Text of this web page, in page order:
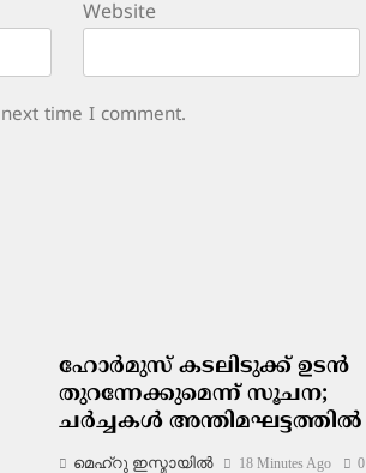
Website
time I comment.
ഹോർമുസ് കടലിടുക്ക് ഉടൻ
തുറന്നേക്കുമെന്ന് സൂചന;
ചർച്ചകൾ അന്തിമഘട്ടത്തിൽ
മെഹ്റു ഇസ്മായില്‍ 18 Minutes Ago 0